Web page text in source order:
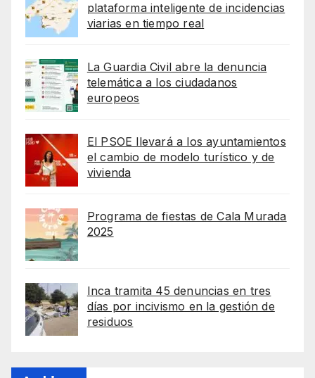
plataforma inteligente de incidencias
viarias en tiempo real
La Guardia Civil abre la denuncia
telemática a los ciudadanos
europeos
El PSOE llevará a los ayuntamientos
el cambio de modelo turístico y de
vivienda
Programa de fiestas de Cala Murada
2025
Inca tramita 45 denuncias en tres
días por incivismo en la gestión de
residuos